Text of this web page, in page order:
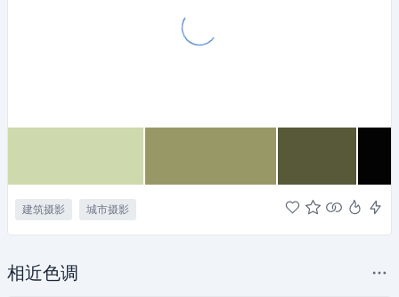
建筑摄影 城市摄影
相近色调